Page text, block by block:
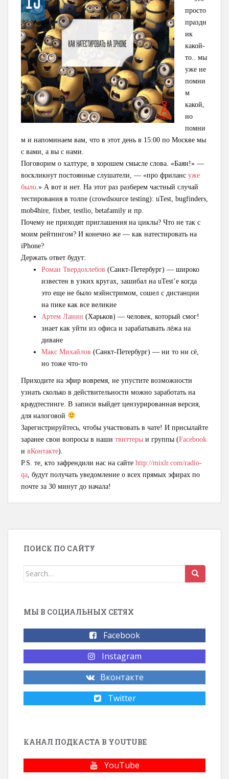
просто
праздн
ик
какой-
то.. мы
уже не
помни
м
какой,
но
помни
м и напоминаем вам, что в этот день в 15:00 по Москве мы
с вами, а вы с нами.
Поговорим о халтуре, в хорошем смысле слова. «Баян!» —
воскликнут постоянные слушатели, — «про фриланс уже
было .» А вот и нет. На этот раз разберем частный случай
тестирования в толпе (crowdsource testing): uTest, bugfinders,
mob4hire, fixber, testlio, betafamily и пр.
Почему не приходят приглашения на циклы? Что не так с
моим рейтингом? И конечно же — как натестировать на
iPhone?
Держать ответ будут:
Роман Твердохлебов (Санкт-Петербург) — широко
известен в узких кругах, зашибал на uTest’е когда
это еще не было мэйнстримом, сошел с дистанции
на пике как все великие
Артем Ланин (Харьков) — человек, который смог!
знает как уйти из офиса и зарабатывать лёжа на
диване
Макс Михайлов (Санкт-Петербург) — ни то ни сё,
но тоже что-то
Приходите на эфир вовремя, не упустите возможности
узнать сколько в действительности можно заработать на
краудтестинге. В записи выйдет цензурированная версия,
для налоговой
Зарегистрируйтесь, чтобы участвовать в чате! И присылайте
заранее свои вопросы в наши твиттеры и группы (Facebook
и вКонтакте).
P.S. те, кто зафрендили нас на сайте http://mixlr.com/radio-
qa , будут получать уведомление о всех прямых эфирах по
почте за 30 минут до начала!
ПОИСК ПО САЙТУ
Search for:
МЫ В СОЦИАЛЬНЫХ СЕТЯХ
Facebook
Instagram
Вконтакте
Twitter
КАНАЛ ПОДКАСТА В YOUTUBE
YouTube